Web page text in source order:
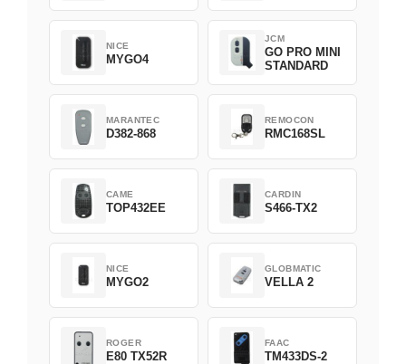
NICE
MYGO4
JCM
GO PRO MINI
STANDARD
MARANTEC
D382-868
REMOCON
RMC168SL
CAME
TOP432EE
CARDIN
S466-TX2
NICE
MYGO2
GLOBMATIC
VELLA 2
ROGER
E80 TX52R
FAAC
TM433DS-2